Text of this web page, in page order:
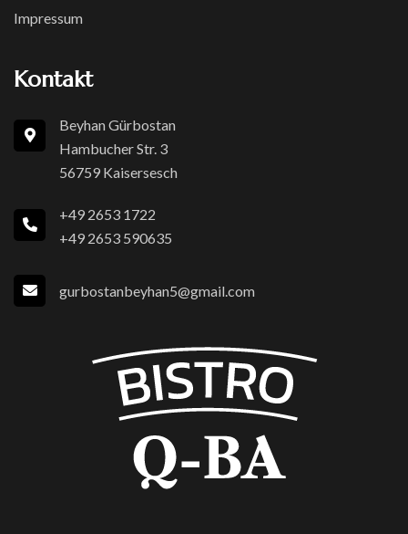
Impressum
Kontakt
Beyhan Gürbostan
Hambucher Str. 3
56759 Kaisersesch
+49 2653 1722
+49 2653 590635
gurbostanbeyhan5@gmail.com